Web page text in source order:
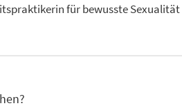
für bewusste